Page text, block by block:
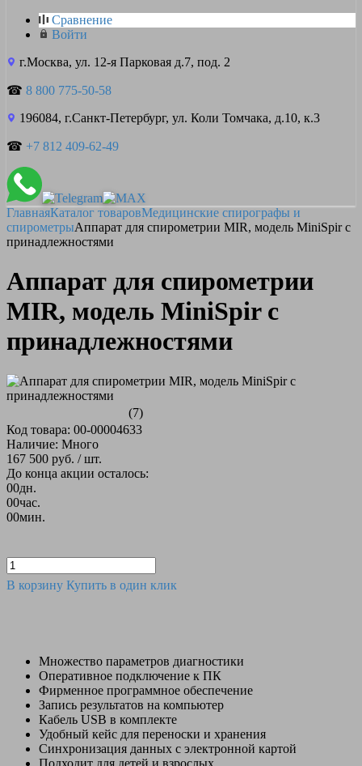
Сравнение
Войти
г.Москва, ул. 12-я Парковая д.7, под. 2
☎ 8 800 775-50-58
196084, г.Санкт-Петербург, ул. Коли Томчака, д.10, к.3
☎ +7 812 409-62-49
ГлавнаяКаталог товаровМедицинские спирографы и
спирометрыАппарат для спирометрии MIR, модель MiniSpir c
принадлежностями
Аппарат для спирометрии
MIR, модель MiniSpir c
принадлежностями
(7)
Код товара: 00-00004633
Наличие: Много
167 500 руб. / шт.
До конца акции осталось:
00дн.
00час.
00мин.
В корзину Купить в один клик
Множество параметров диагностики
Оперативное подключение к ПК
Фирменное программное обеспечение
Запись результатов на компьютер
Кабель USB в комплекте
Удобный кейс для переноски и хранения
Синхронизация данных с электронной картой
Подходит для детей и взрослых